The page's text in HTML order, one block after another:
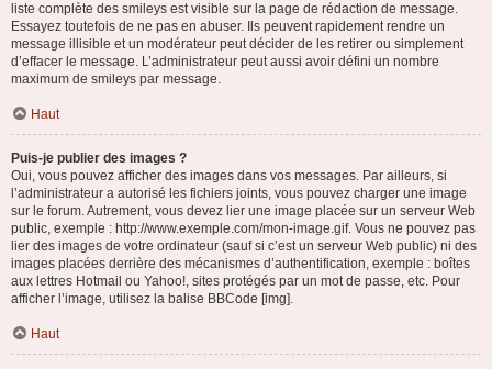
liste complète des smileys est visible sur la page de rédaction de message.
Essayez toutefois de ne pas en abuser. Ils peuvent rapidement rendre un
message illisible et un modérateur peut décider de les retirer ou simplement
d’effacer le message. L’administrateur peut aussi avoir défini un nombre
maximum de smileys par message.
Haut
Puis-je publier des images ?
Oui, vous pouvez afficher des images dans vos messages. Par ailleurs, si
l’administrateur a autorisé les fichiers joints, vous pouvez charger une image
sur le forum. Autrement, vous devez lier une image placée sur un serveur Web
public, exemple : http://www.exemple.com/mon-image.gif. Vous ne pouvez pas
lier des images de votre ordinateur (sauf si c’est un serveur Web public) ni des
images placées derrière des mécanismes d’authentification, exemple : boîtes
aux lettres Hotmail ou Yahoo!, sites protégés par un mot de passe, etc. Pour
afficher l’image, utilisez la balise BBCode [img].
Haut